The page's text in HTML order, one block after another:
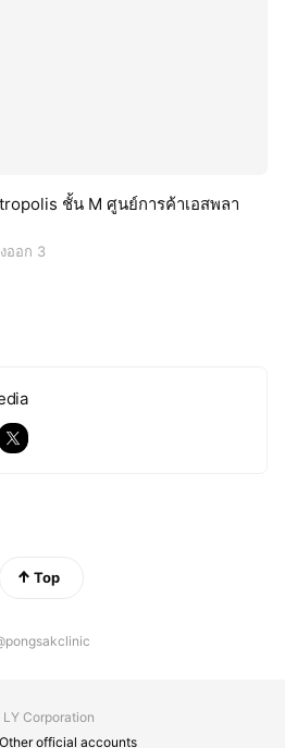
ชั้น M ศูนย์การค้าเอสพลา
ออก 3
Top
Corporation
Other official accounts